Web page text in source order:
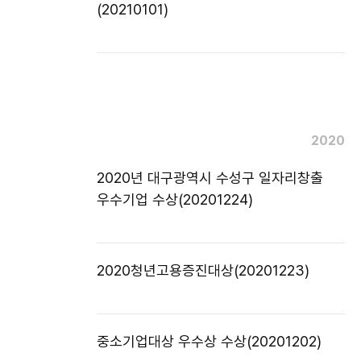
(20210101)
2020
2020년 대구광역시 수성구 일자리창출
우수기업 수상(20201224)
2020청년고용증진대상(20201223)
중소기업대상 우수상 수상(20201202)